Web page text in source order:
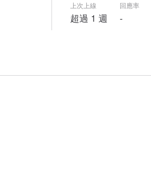
上次上線
超過 1 週
回應率
-